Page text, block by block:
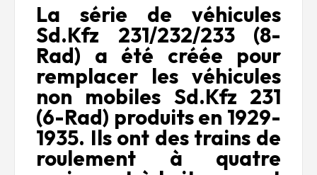
La série de véhicules
Sd.Kfz 231/232/233 (8-
Rad) a été créée pour
remplacer les véhicules
non mobiles Sd.Kfz 231
(6-Rad) produits en 1929-
1935. Ils ont des trains de
roulement à quatre